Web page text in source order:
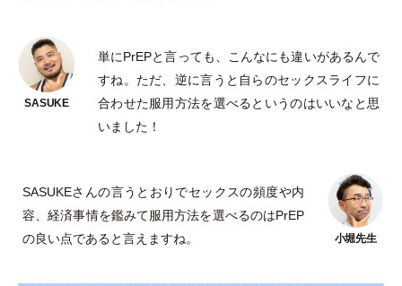
単にPrEPと言っても、こんなにも違いがあるんで
すね。ただ、逆に言うと自らのセックスライフに
合わせた服用方法を選べるというのはいいなと思
いました！
SASUKEさんの言うとおりでセックスの頻度や内
容、経済事情を鑑みて服用方法を選べるのはPrEP
の良い点であると言えますね。